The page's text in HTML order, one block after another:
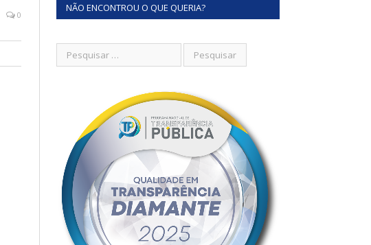
0
NÃO ENCONTROU O QUE QUERIA?